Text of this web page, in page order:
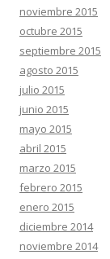
noviembre 2015
octubre 2015
septiembre 2015
agosto 2015
julio 2015
junio 2015
mayo 2015
abril 2015
marzo 2015
febrero 2015
enero 2015
diciembre 2014
noviembre 2014